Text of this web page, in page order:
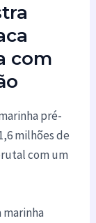
com
pré-
milhões de
com um
marinha